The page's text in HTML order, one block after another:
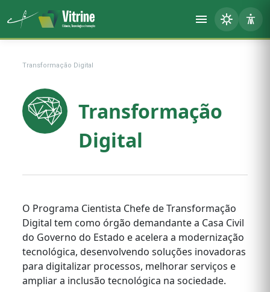
Transformação Digital
Transformação
Digital
O Programa Cientista Chefe de Transformação
Digital tem como órgão demandante a Casa Civil
do Governo do Estado e acelera a modernização
tecnológica, desenvolvendo soluções inovadoras
para digitalizar processos, melhorar serviços e
ampliar a inclusão tecnológica na sociedade.